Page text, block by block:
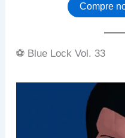
Compre
⚽ Blue Lock Vol. 33